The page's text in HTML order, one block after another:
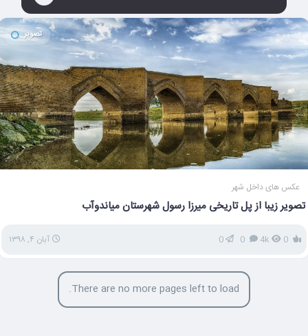
تصویر
عکس های داخل شهر
تصویر زیبا از پل تاریخی میرزا رسول شهرستان میاندوآب
4k
0 آبان ۴, ۱۳۹۸
There are no more pages left to load.